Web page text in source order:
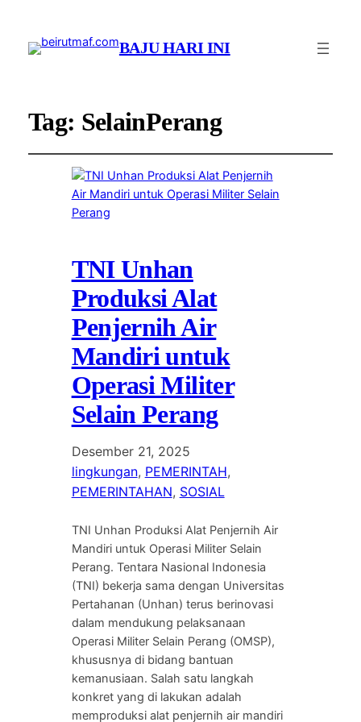
BAJU HARI INI
Tag: SelainPerang
TNI Unhan
Produksi Alat
Penjernih Air
Mandiri untuk
Operasi Militer
Selain Perang
Desember 21, 2025
lingkungan, PEMERINTAH
PEMERINTAHAN, SOSIAL
TNI Unhan Produksi Alat Penjernih Air
Mandiri untuk Operasi Militer Selain
Perang. Tentara Nasional Indonesia
(TNI) bekerja sama dengan Universitas
Pertahanan (Unhan) terus berinovasi
dalam mendukung pelaksanaan
Operasi Militer Selain Perang (OMSP),
khususnya di bidang bantuan
kemanusiaan. Salah satu langkah
konkret yang di lakukan adalah
memproduksi alat penjernih air mandiri